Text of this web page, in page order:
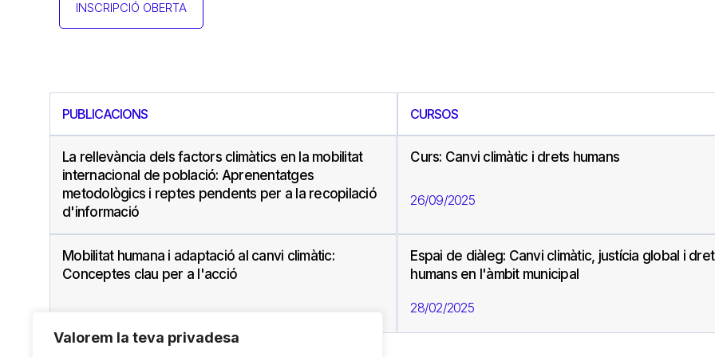
Valorem la teva privadesa
INSCRIPCIÓ OBERTA
PUBLICACIONS
La rellevància dels factors climàtics en la mobilitat
internacional de població: Aprenentatges
metodològics i reptes pendents per a la recopilació
d'informació
Mobilitat humana i adaptació al canvi climàtic:
Conceptes clau per a l'acció
CURSOS
Curs: Canvi climàtic i drets humans
26/09/2025
Espai de diàleg: Canvi climàtic, justícia global i
humans en l'àmbit municipal
28/02/2025